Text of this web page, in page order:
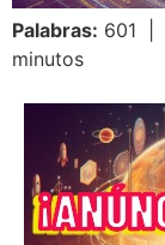
Palabras: 601 |
minutos